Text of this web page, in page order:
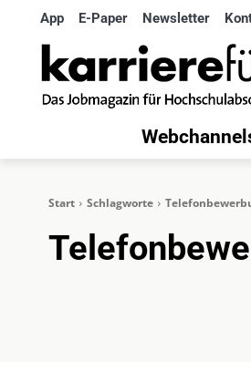
App E-Paper Newsletter
Start Schlagworte